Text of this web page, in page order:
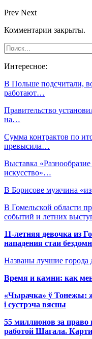
Prev Next
Комментарии закрыты.
Интересное:
В Польше подсчитали,
работают…
Правительство
на…
Сумма контрактов по
превысила…
Выставка
искусство»…
В Борисове мужчина
В Гомельской области
событий и летних
11-летняя девочка из
нападения стаи
Названы лучшие города
Время и камни: как
«Чырачка» ў Тонежы:
і сустрэча вясны
55 миллионов за право
работой Шагала.